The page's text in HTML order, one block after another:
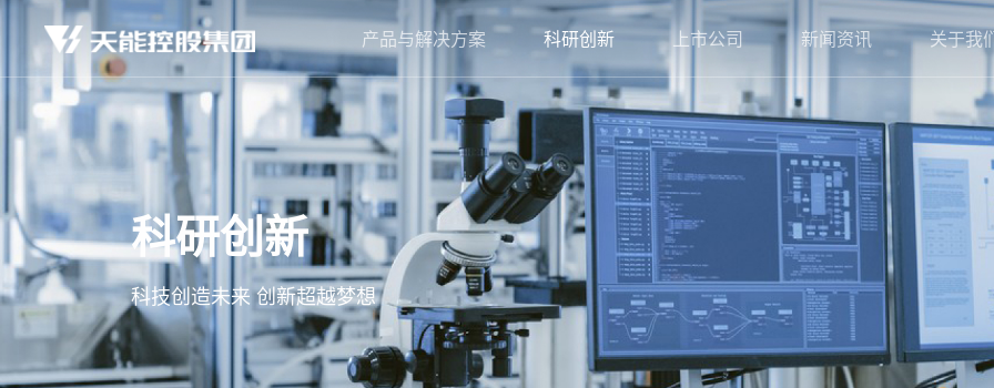
产品与解决方案 科研创新 上市公司 新闻资讯 关于我
科研创新
科技创造未来 创新超越梦想